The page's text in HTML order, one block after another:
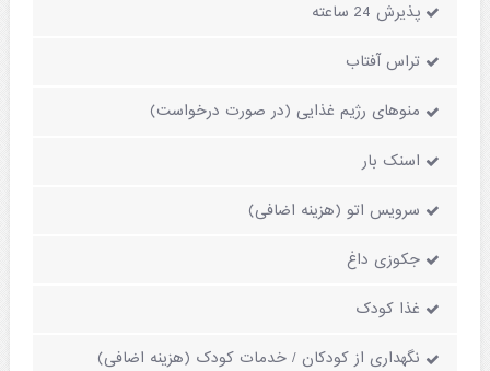
پذیرش 24 ساعته
تراس آفتاب
منوهای رژیم غذایی (در صورت درخواست)
اسنک بار
سرویس اتو (هزینه اضافی)
جکوزی داغ
غذا کودک
نگهداری از کودکان / خدمات کودک (هزینه اضافی)